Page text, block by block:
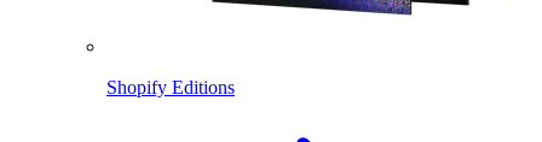
Shopify Editions